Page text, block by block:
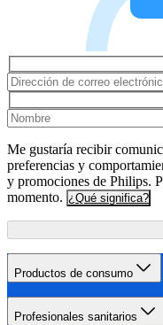
Me gustaría recibir
preferencias y
y promociones de Philips.
momento. ¿Qué significa?
Productos de consumo
Profesionales sanitarios